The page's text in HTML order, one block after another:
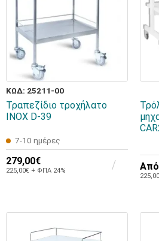
ΚΩΔ: 25211-00
Τραπεζίδιο τροχήλατο
INOX D-39
7-10 ημέρες
279,00€
225,00€ + ΦΠΑ 24% Από